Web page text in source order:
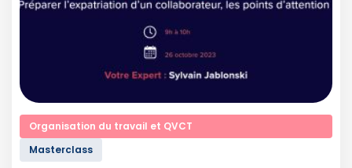
Organisation du travail et QVCT
Masterclass